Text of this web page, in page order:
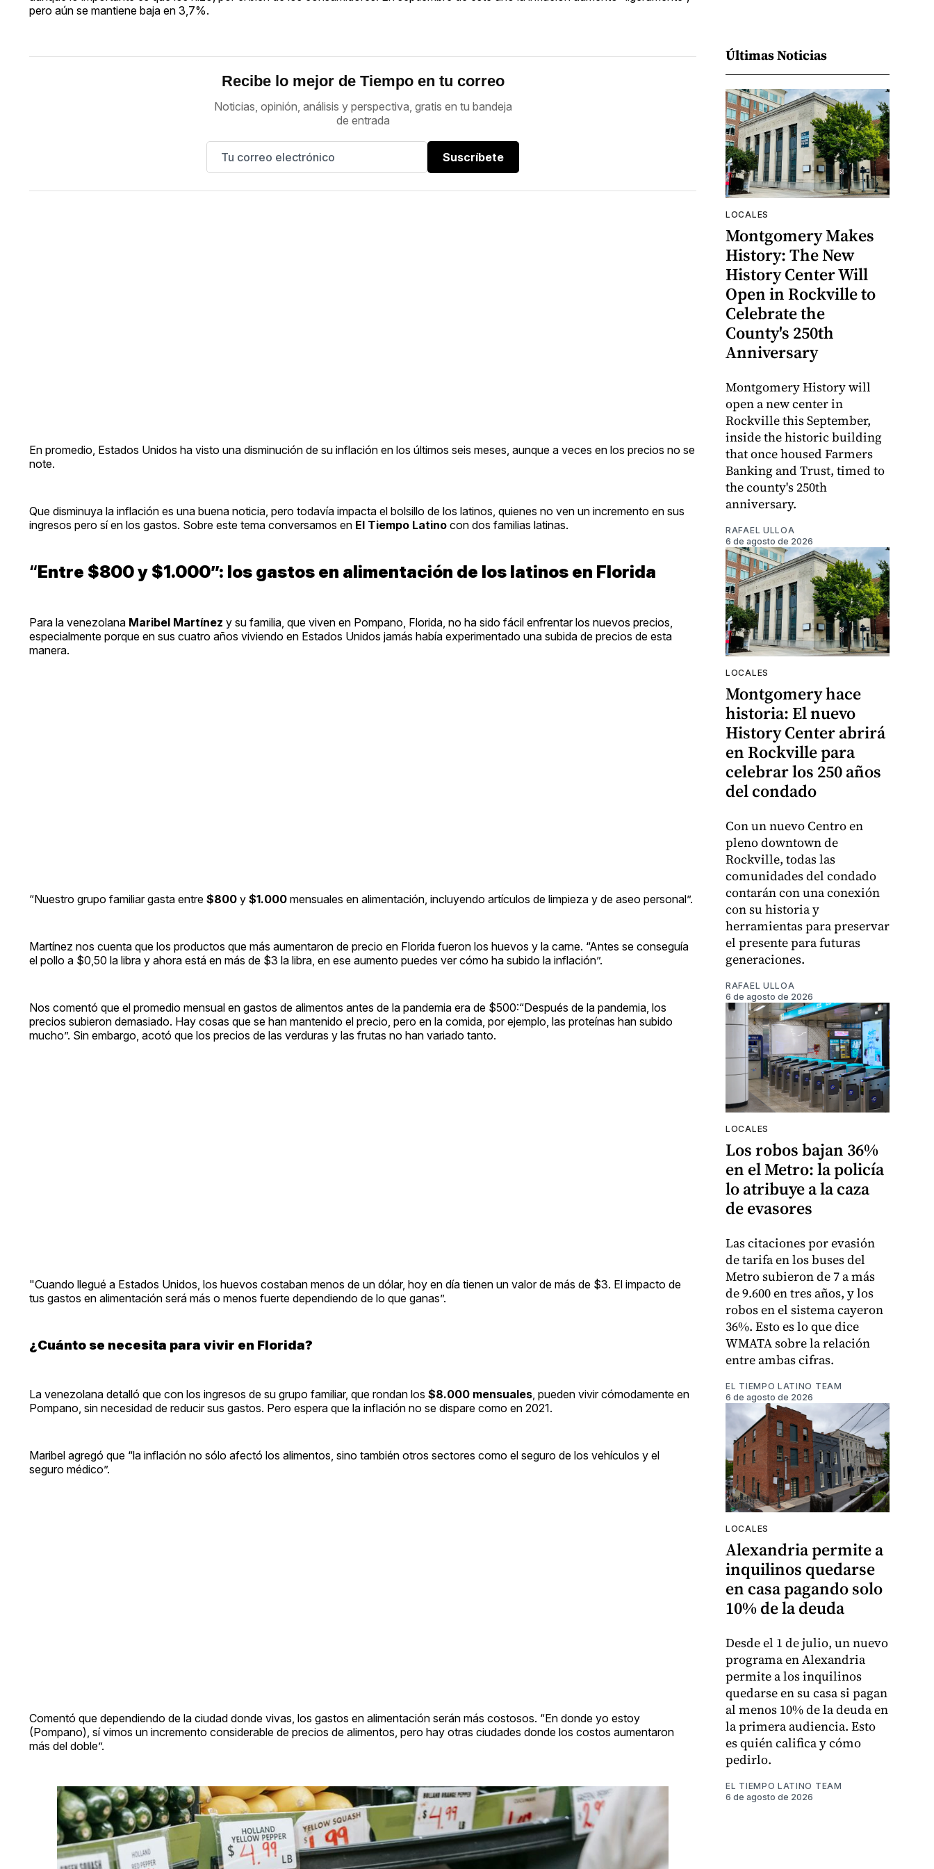
pero aún se mantiene baja en 3,7%.
Recibe lo mejor de Tiempo en tu correo
Noticias, opinión, análisis y perspectiva, gratis en tu bandeja
de entrada
Suscríbete
En promedio, Estados Unidos ha visto una disminución de su inflación en los últimos seis meses, aunque a veces en los precios no se
note.
Que disminuya la inflación es una buena noticia, pero todavía impacta el bolsillo de los latinos, quienes no ven un incremento en sus
ingresos pero sí en los gastos. Sobre este tema conversamos en El Tiempo Latino con dos familias latinas.
“Entre $800 y $1.000”: los gastos en alimentación de los latinos en Florida
Para la venezolana Maribel Martínez y su familia, que viven en Pompano, Florida, no ha sido fácil enfrentar los nuevos precios,
especialmente porque en sus cuatro años viviendo en Estados Unidos jamás había experimentado una subida de precios de esta
manera.
“Nuestro grupo familiar gasta entre $800 y $1.000 mensuales en alimentación, incluyendo artículos de limpieza y de aseo personal”.
Martínez nos cuenta que los productos que más aumentaron de precio en Florida fueron los huevos y la carne. “Antes se conseguía
el pollo a $0,50 la libra y ahora está en más de $3 la libra, en ese aumento puedes ver cómo ha subido la inflación”.
Nos comentó que el promedio mensual en gastos de alimentos antes de la pandemia era de $500:“Después de la pandemia, los
precios subieron demasiado. Hay cosas que se han mantenido el precio, pero en la comida, por ejemplo, las proteínas han subido
mucho”. Sin embargo, acotó que los precios de las verduras y las frutas no han variado tanto.
"Cuando llegué a Estados Unidos, los huevos costaban menos de un dólar, hoy en día tienen un valor de más de $3. El impacto de
tus gastos en alimentación será más o menos fuerte dependiendo de lo que ganas”.
¿Cuánto se necesita para vivir en Florida?
La venezolana detalló que con los ingresos de su grupo familiar, que rondan los $8.000 mensuales, pueden vivir cómodamente en
Pompano, sin necesidad de reducir sus gastos. Pero espera que la inflación no se dispare como en 2021.
Maribel agregó que “la inflación no sólo afectó los alimentos, sino también otros sectores como el seguro de los vehículos y el
seguro médico”.
Comentó que dependiendo de la ciudad donde vivas, los gastos en alimentación serán más costosos. “En donde yo estoy
(Pompano), sí vimos un incremento considerable de precios de alimentos, pero hay otras ciudades donde los costos aumentaron
más del doble”.
Últimas Noticias
LOCALES
Montgomery Makes
History: The New
History Center Will
Open in Rockville to
Celebrate the
County's 250th
Anniversary
Montgomery History will
open a new center in
Rockville this September,
inside the historic building
that once housed Farmers
Banking and Trust, timed to
the county's 250th
anniversary.
RAFAEL ULLOA
6 de agosto de 2026
LOCALES
Montgomery hace
historia: El nuevo
History Center abrirá
en Rockville para
celebrar los 250 años
del condado
Con un nuevo Centro en
pleno downtown de
Rockville, todas las
comunidades del condado
contarán con una conexión
con su historia y
herramientas para preservar
el presente para futuras
generaciones.
RAFAEL ULLOA
6 de agosto de 2026
LOCALES
Los robos bajan 36%
en el Metro: la policía
lo atribuye a la caza
de evasores
Las citaciones por evasión
de tarifa en los buses del
Metro subieron de 7 a más
de 9.600 en tres años, y los
robos en el sistema cayeron
36%. Esto es lo que dice
WMATA sobre la relación
entre ambas cifras.
EL TIEMPO LATINO TEAM
6 de agosto de 2026
LOCALES
Alexandria permite a
inquilinos quedarse
en casa pagando solo
10% de la deuda
Desde el 1 de julio, un nuevo
programa en Alexandria
permite a los inquilinos
quedarse en su casa si pagan
al menos 10% de la deuda en
la primera audiencia. Esto
es quién califica y cómo
pedirlo.
EL TIEMPO LATINO TEAM
6 de agosto de 2026